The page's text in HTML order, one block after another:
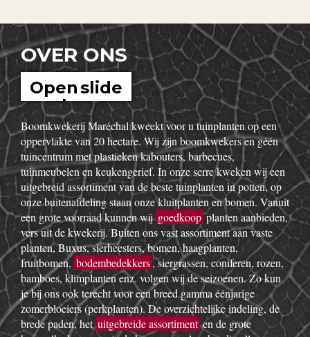
OVER ONS
Open slide
show
Boomkwekerij Maréchal kweekt voor u tuinplanten op een
oppervlakte van 20 hectare. Wij zijn boomkwekers en géén
tuincentrum met plastieken kabouters, barbecues,
tuinmeubelen en keukengerief. In onze serre kweken wij een
uitgebreid assortiment van de beste tuinplanten in potten, op
onze buitenafdeling staan onze kluitplanten en bomen. Vanuit
een grote voorraad kunnen wijgoedkoopplanten aanbieden,
vers uit de kwekerij. Buiten ons vast assortiment aan vaste
planten, Buxus, sierheesters, bomen, haagplanten,
fruitbomen, bodembedekkers, siergrassen, coniferen, rozen,
bamboes, klimplanten enz. volgen wij de seizoenen. Zo kun
je bij ons ook terecht voor een breed gamma éénjarige
zomerbloeiers (perkplanten). De overzichtelijke indeling, de
brede paden, hetuitgebreide assortimenten de grote